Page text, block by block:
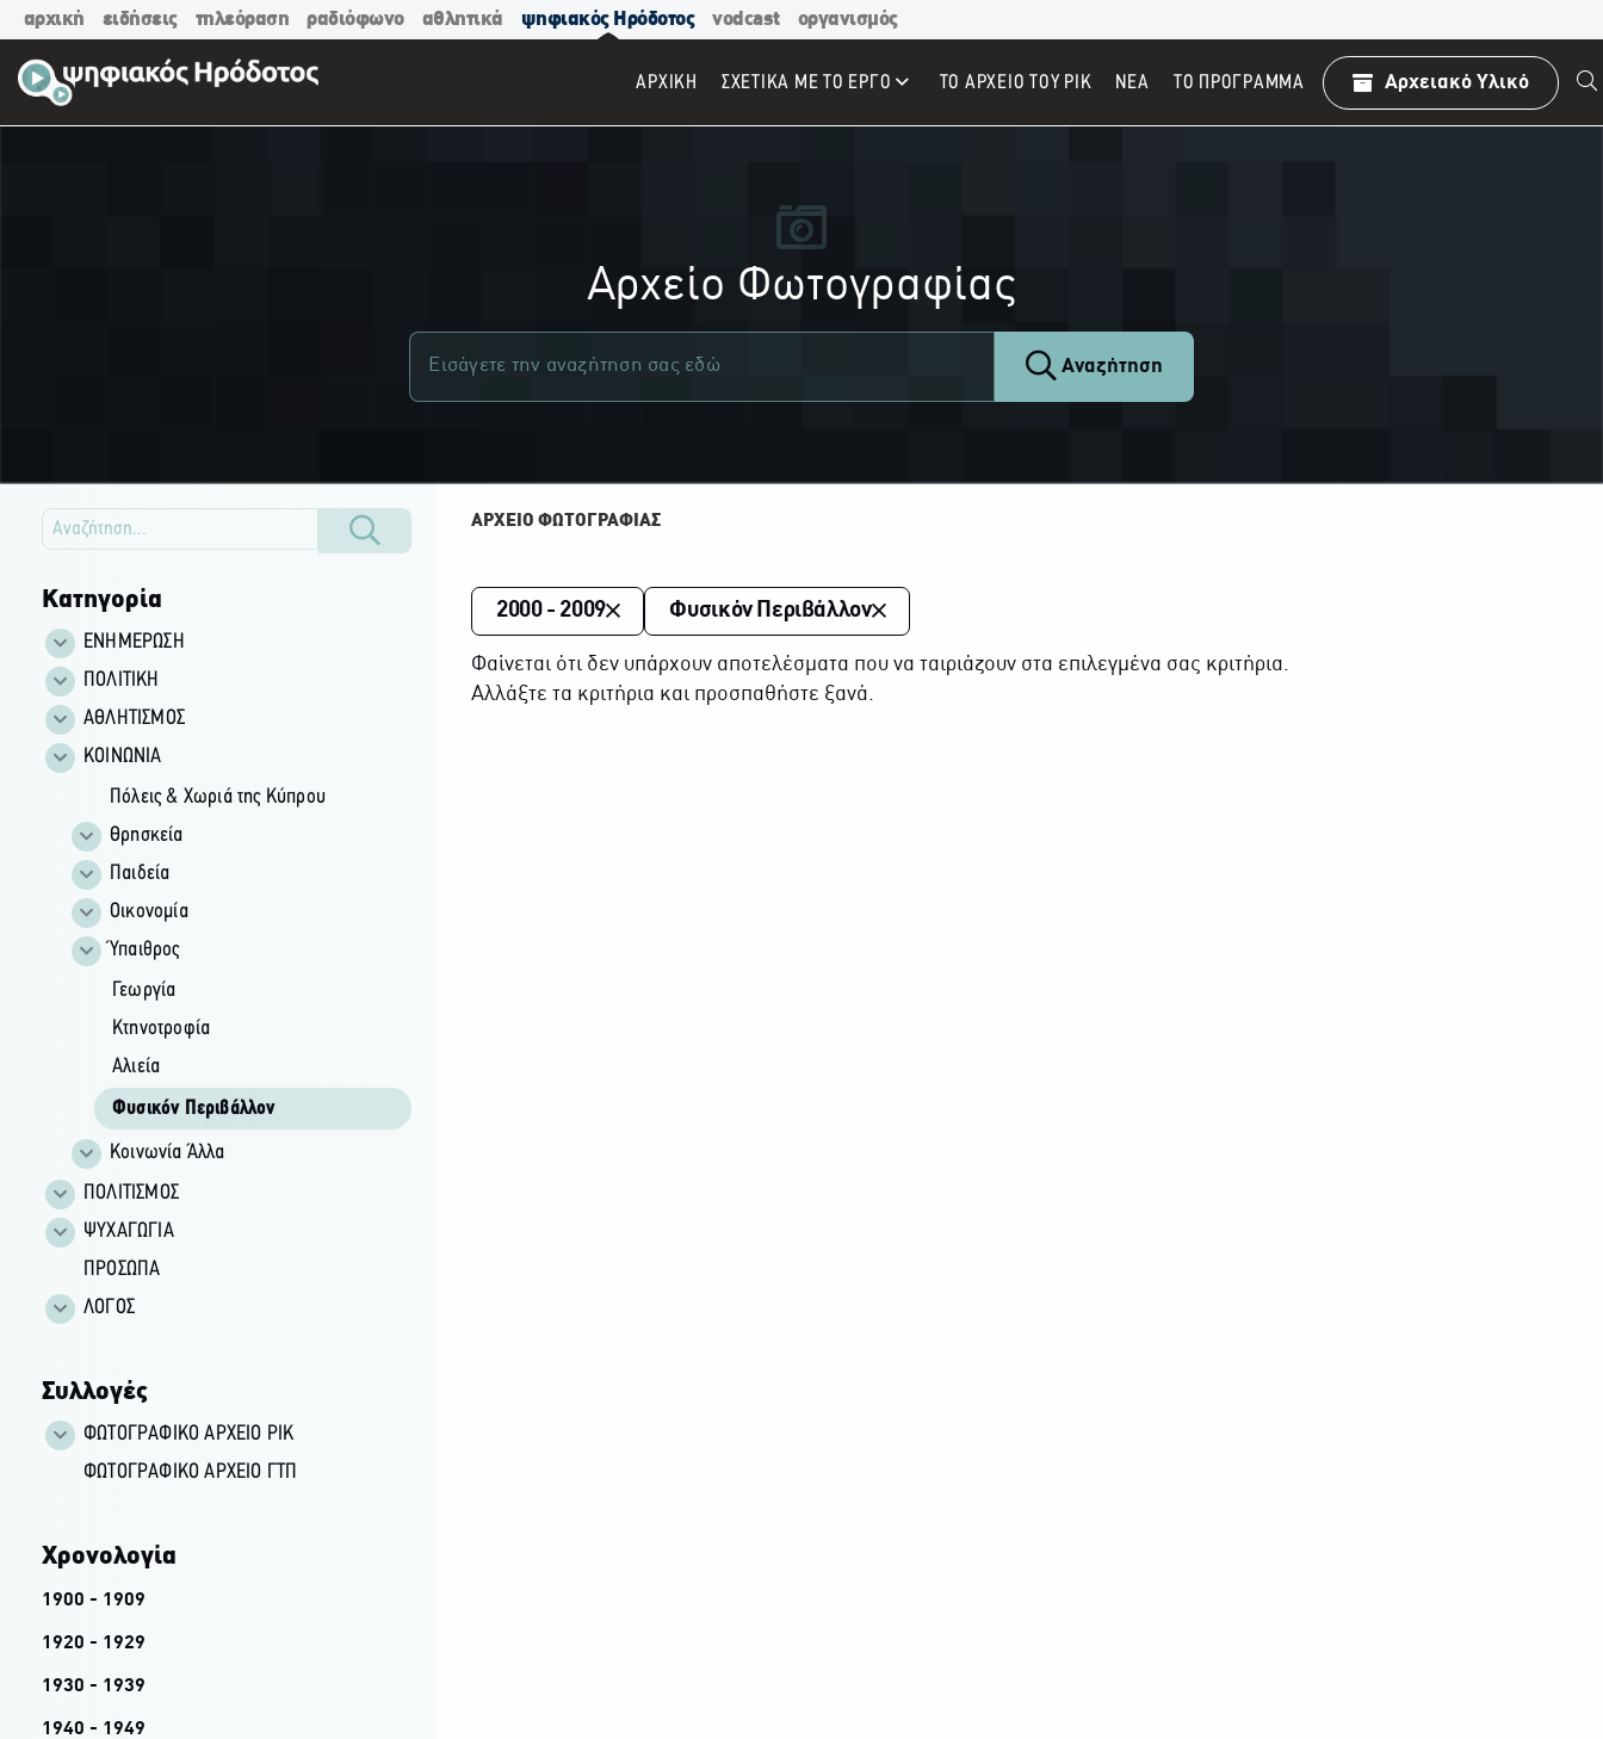
αρχική ειδήσεις τηλεόραση ραδιόφωνο αθλητικά ψηφιακός Ηρόδοτος vodcast οργανισμός
ΑΡΧΙΚΉ ΣΧΕΤΙΚΑ ΜΕ ΤΟ ΕΡΓΟ ΤΟ ΑΡΧΕΙΟ ΤΟΥ ΡΙΚ ΝΕΑ TO ΠΡΌΓΡΑΜΜΑ Αρχειακό Υλικό
Αρχείο Φωτογραφίας
Αναζήτηση
Κατηγορία
ΕΝΗΜΕΡΩΣΗ
ΠΟΛΙΤΙΚΗ
ΑΘΛΗΤΙΣΜΟΣ
ΚΟΙΝΩΝΙΑ
Πόλεις & Χωριά της Κύπρου
Θρησκεία
Παιδεία
Οικονομία
Ύπαιθρος
Γεωργία
Κτηνοτροφία
Αλιεία
Φυσικόν Περιβάλλον
Κοινωνία Άλλα
ΠΟΛΙΤΙΣΜΟΣ
ΨΥΧΑΓΩΓΙΑ
ΠΡΟΣΩΠΑ
ΛΟΓΟΣ
Συλλογές
ΦΩΤΟΓΡΑΦΙΚΌ ΑΡΧΕΊΟ ΡΙΚ
ΦΩΤΟΓΡΑΦΙΚΌ ΑΡΧΕΊΟ ΓΤΠ
Χρονολογία
1900 - 1909
1920 - 1929
1930 - 1939
1940 - 1949
ΑΡΧΕΙΟ ΦΩΤΟΓΡΑΦΙΑΣ
2000 - 2009 Φυσικόν Περιβάλλον
Φαίνεται ότι δεν υπάρχουν αποτελέσματα που να ταιριάζουν στα επιλεγμένα σας κριτήρια.
Αλλάξτε τα κριτήρια και προσπαθήστε ξανά.